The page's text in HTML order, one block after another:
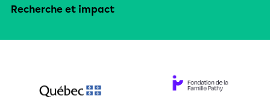
Recherche et impact